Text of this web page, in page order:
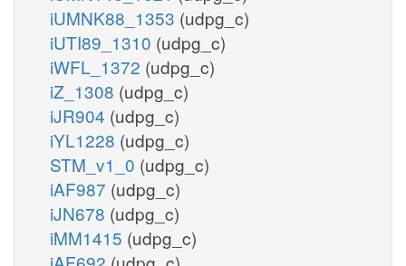
iUMNK88_1353 (udpg_c)
iUTI89_1310 (udpg_c)
iWFL_1372 (udpg_c)
iZ_1308 (udpg_c)
iJR904 (udpg_c)
iYL1228 (udpg_c)
STM_v1_0 (udpg_c)
iAF987 (udpg_c)
iJN678 (udpg_c)
iMM1415 (udpg_c)